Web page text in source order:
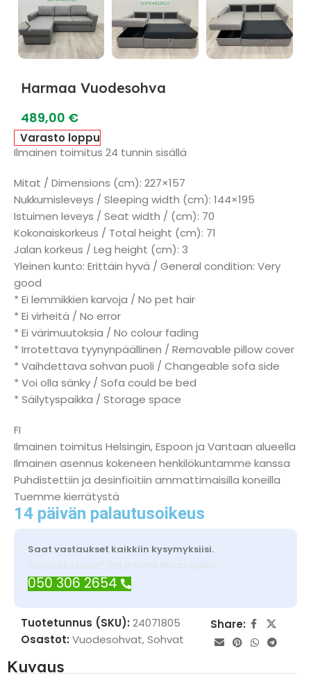
Harmaa Vuodesohva
489,00 €
Varasto loppu
Ilmainen toimitus 24 tunnin sisällä
Mitat / Dimensions (cm): 227×157
Nukkumisleveys / Sleeping width (cm): 144×195
Istuimen leveys / Seat width / (cm): 70
Kokonaiskorkeus / Total height (cm): 71
Jalan korkeus / Leg height (cm): 3
Yleinen kunto: Erittäin hyvä / General condition: Very
good
* Ei lemmikkien karvoja / No pet hair
* Ei virheitä / No error
* Ei värimuutoksia / No colour fading
* Irrotettava tyynynpäällinen / Removable pillow cover
* Vaihdettava sohvan puoli / Changeable sofa side
* Voi olla sänky / Sofa could be bed
* Säilytyspaikka / Storage space
FI
Ilmainen toimitus Helsingin, Espoon ja Vantaan alueella
Ilmainen asennus kokeneen henkilökuntamme kanssa
Puhdistettiin ja desinfioitiin ammattimaisilla koneilla
Tuemme kierrätystä
14 päivän palautusoikeus
Saat vastaukset kaikkiin kysymyksiisi.
Tarvitsetko apua? Ota yhteyttä WhatsAppilla
050 306 2654
Tuotetunnus (SKU): 24071805
Osastot: Vuodesohvat,Sohvat
Share:
Kuvaus